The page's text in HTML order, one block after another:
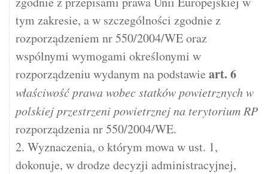
tym zakresie, a w szczególności zgodnie z
rozporządzeniem nr 550/2004/WE oraz
wspólnymi wymogami określonymi w
rozporządzeniu wydanym na podstawie art. 6
właściwość prawa wobec statków powietrznych w
polskiej przestrzeni powietrznej na terytorium RP
rozporządzenia nr 550/2004/WE.
2. Wyznaczenia, o którym mowa w ust. 1,
dokonuje, w drodze decyzji administracyjnej,